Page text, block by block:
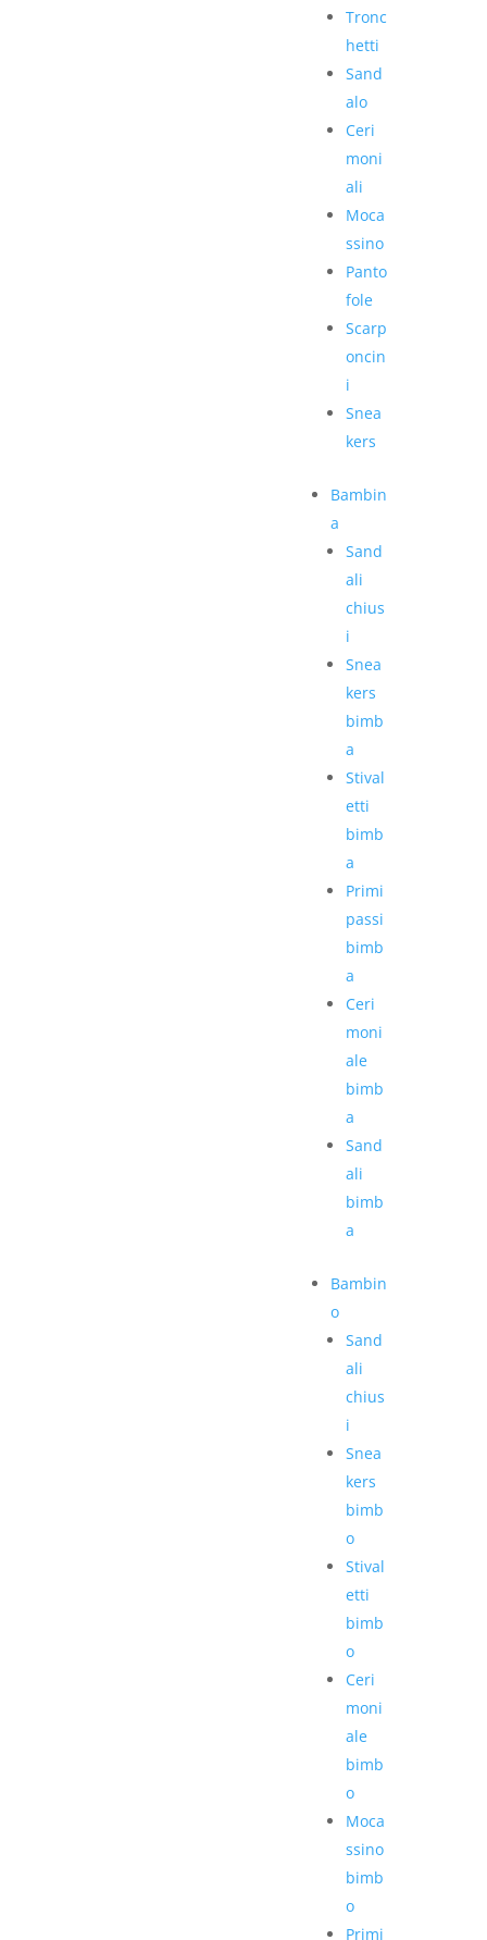
Tronc
hetti
Sand
alo
Ceri
moni
ali
Moca
ssino
Panto
fole
Scarp
oncin
i
Snea
kers
Bambin
a
Sand
ali
chius
i
Snea
kers
bimb
a
Stival
etti
bimb
a
Primi
passi
bimb
a
Ceri
moni
ale
bimb
a
Sand
ali
bimb
a
Bambin
o
Sand
ali
chius
i
Snea
kers
bimb
o
Stival
etti
bimb
o
Ceri
moni
ale
bimb
o
Moca
ssino
bimb
o
Primi